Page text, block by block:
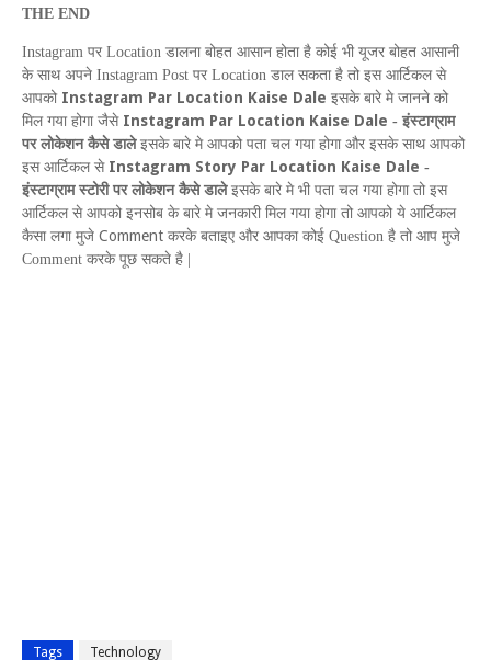
THE END
Instagram पर Location डालना बोहत आसान होता है कोई भी यूजर बोहत आसानी
के साथ अपने Instagram Post पर Location डाल सकता है तो इस आर्टिकल से
आपको Instagram Par Location Kaise Dale इसके बारे मे जानने को
मिल गया होगा जैसे Instagram Par Location Kaise Dale - इंस्टाग्राम
पर लोकेशन कैसे डालेइसके बारे मे आपको पता चल गया होगा और इसके साथ आपको
इस आर्टिकल से Instagram Story Par Location Kaise Dale -
इंस्टाग्राम स्टोरी पर लोकेशन कैसे डालेइसके बारे मे भी पता चल गया होगा तो इस
आर्टिकल से आपको इनसोब के बारे मे जनकारी मिल गया होगा तो आपको ये आर्टिकल
कैसा लगा मुजे Comment करके बताइए और आपका कोई Question है तो आप मुजे
Comment करके पूछ सकते है |
Tags Technology